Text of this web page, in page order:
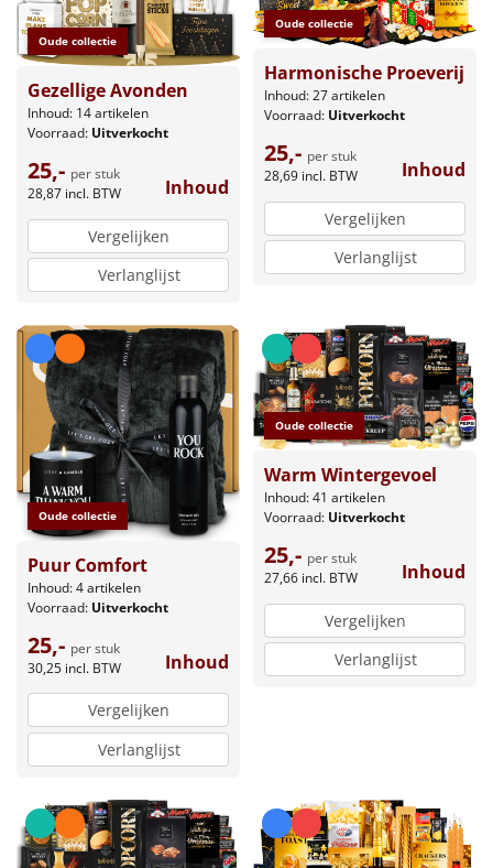
Oude collectie
Gezellige Avonden
Inhoud: 14 artikelen
Voorraad: Uitverkocht
25,- per stuk
28,87 incl. BTW Inhoud
Vergelijken
Verlanglijst
Oude collectie
Harmonische Proeverij
Inhoud: 27 artikelen
Voorraad: Uitverkocht
25,- per stuk
28,69 incl. BTW Inhoud
Vergelijken
Verlanglijst
Oude collectie
Puur Comfort
Inhoud: 4 artikelen
Voorraad: Uitverkocht
25,- per stuk
30,25 incl. BTW Inhoud
Vergelijken
Verlanglijst
Oude collectie
Warm Wintergevoel
Inhoud: 41 artikelen
Voorraad: Uitverkocht
25,- per stuk
27,66 incl. BTW Inhoud
Vergelijken
Verlanglijst